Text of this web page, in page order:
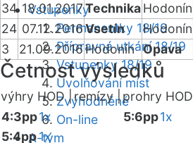
Vstupenky
Permanentky 18/19
Přípravná utkání 18/19
Vstupenky 18/19
Uvolňování míst
Zvýhodněné
On-line
A-tým
34 18.01.2017TechnikaHodonín
24 07.12.2016Vsetín Hodonín
3
21.09.2016Hodonín Opava
Četnost výsledků
výhry HOD |remízy |prohry HOD
4:3pp1x
5:4pp1x
5:6pp1x